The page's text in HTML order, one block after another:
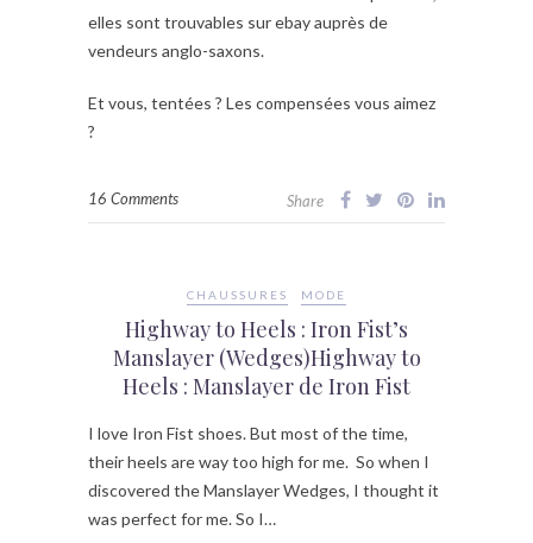
elles sont trouvables sur ebay auprès de
vendeurs anglo-saxons.
Et vous, tentées ? Les compensées vous aimez
?
16 Comments Share
CHAUSSURES MODE
Highway to Heels : Iron Fist’s
Manslayer (Wedges)Highway to
Heels : Manslayer de Iron Fist
I love Iron Fist shoes. But most of the time,
their heels are way too high for me. So when I
discovered the Manslayer Wedges, I thought it
was perfect for me. So I…